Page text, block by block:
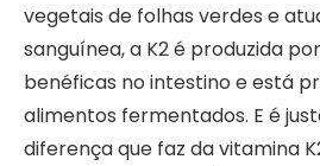
vegetais de folhas verdes e
sanguínea, a K2 é produzida
benéficas no intestino e está
alimentos fermentados. E é
diferença que faz da vitamina